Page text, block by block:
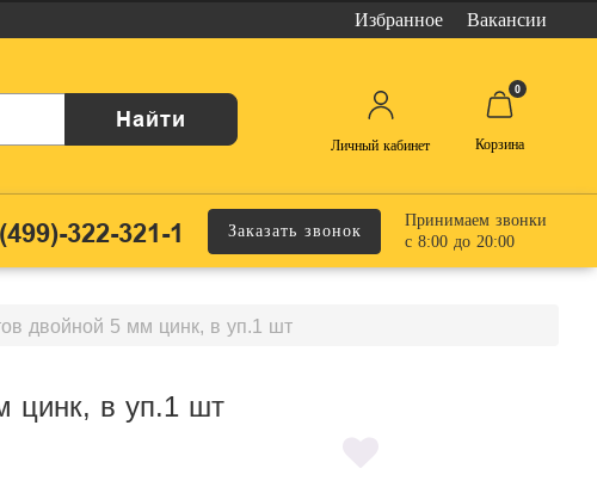
Избранное Вакансии
Найти
Личный кабинет Корзина
0
322-321-1 Заказать звонок
Принимаем звонки
с 8:00 до 20:00
двойной 5 мм цинк, в уп.1 шт
цинк, в уп.1 шт